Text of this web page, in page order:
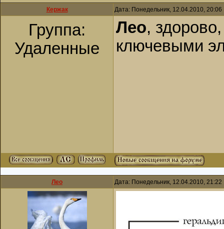
Кержак Дата: Понедельник, 12.04.2010,
Группа:
Удаленные
Лео,
ключевыми
Лео Дата: Понедельник, 12.04.2010,